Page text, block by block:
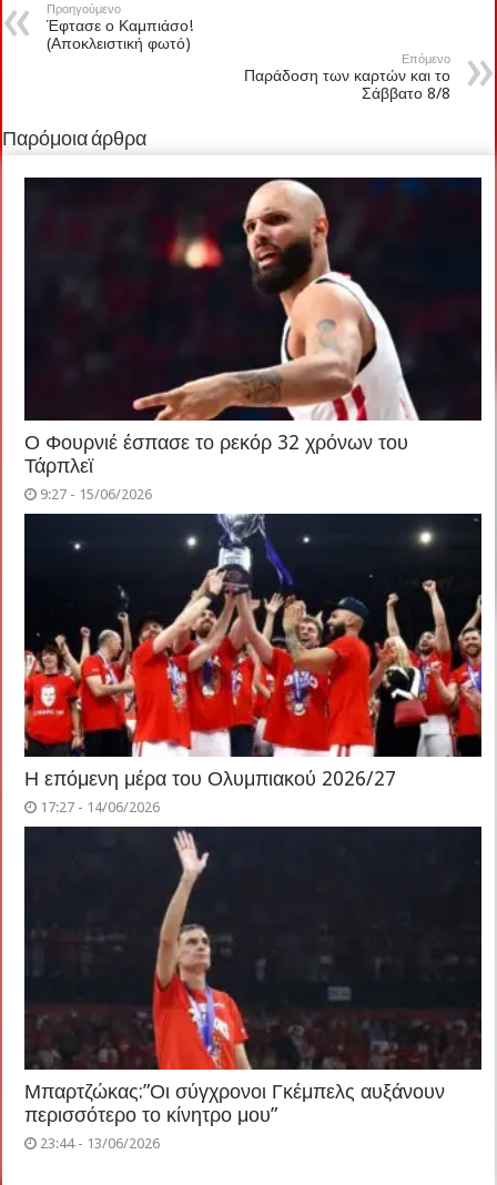
Προηγούμενο
Έφτασε ο Καμπιάσο!
(Αποκλειστική φωτό)
Επόμενο
Παράδοση των καρτών και το
Σάββατο 8/8
Παρόμοια άρθρα
Ο Φουρνιέ έσπασε το ρεκόρ 32 χρόνων του
Τάρπλεϊ
9:27 - 15/06/2026
Η επόμενη μέρα του Ολυμπιακού 2026/27
17:27 - 14/06/2026
Μπαρτζώκας:”Οι σύγχρονοι Γκέμπελς αυξάνουν
περισσότερο το κίνητρο μου”
23:44 - 13/06/2026